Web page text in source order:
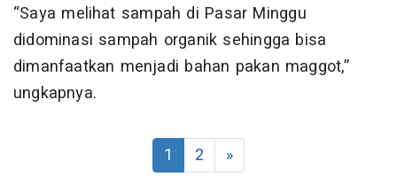
“Saya melihat sampah di Pasar Minggu
didominasi sampah organik sehingga bisa
dimanfaatkan menjadi bahan pakan maggot,”
ungkapnya.
1 2 »